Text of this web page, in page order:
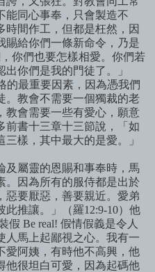
能同心事奉，只會製造不
時間作工，但都是枉然，因
賜給你們一條新命令，乃是
你們也要怎樣相愛。你們若
你們是我的門徒了。」
的最重要因素，因為憑我們
。教會不需要一個獨裁的老
教會需要一些有愛心，願意
前書十三章十三節說，「如
三樣，其中最大的是愛。」
及屬靈的恩賜和事奉時，馬
因為所有的服侍都是出於
惡要厭惡，善要親近。愛弟
此推讓。」（羅12:9-10）他
假 Be real! 假情假義是令人
人馬上起鄙視之心。我有一
愛阿姨，有時他不高興，他
他很坦白可愛，因為起碼他